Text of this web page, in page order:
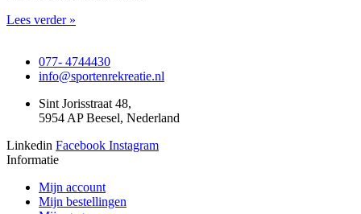
Lees verder »
077- 4744430
info@sportenrekreatie.nl
Sint Jorisstraat 48,
5954 AP Beesel, Nederland
Linkedin Facebook Instagram
Informatie
Mijn account
Mijn bestellingen